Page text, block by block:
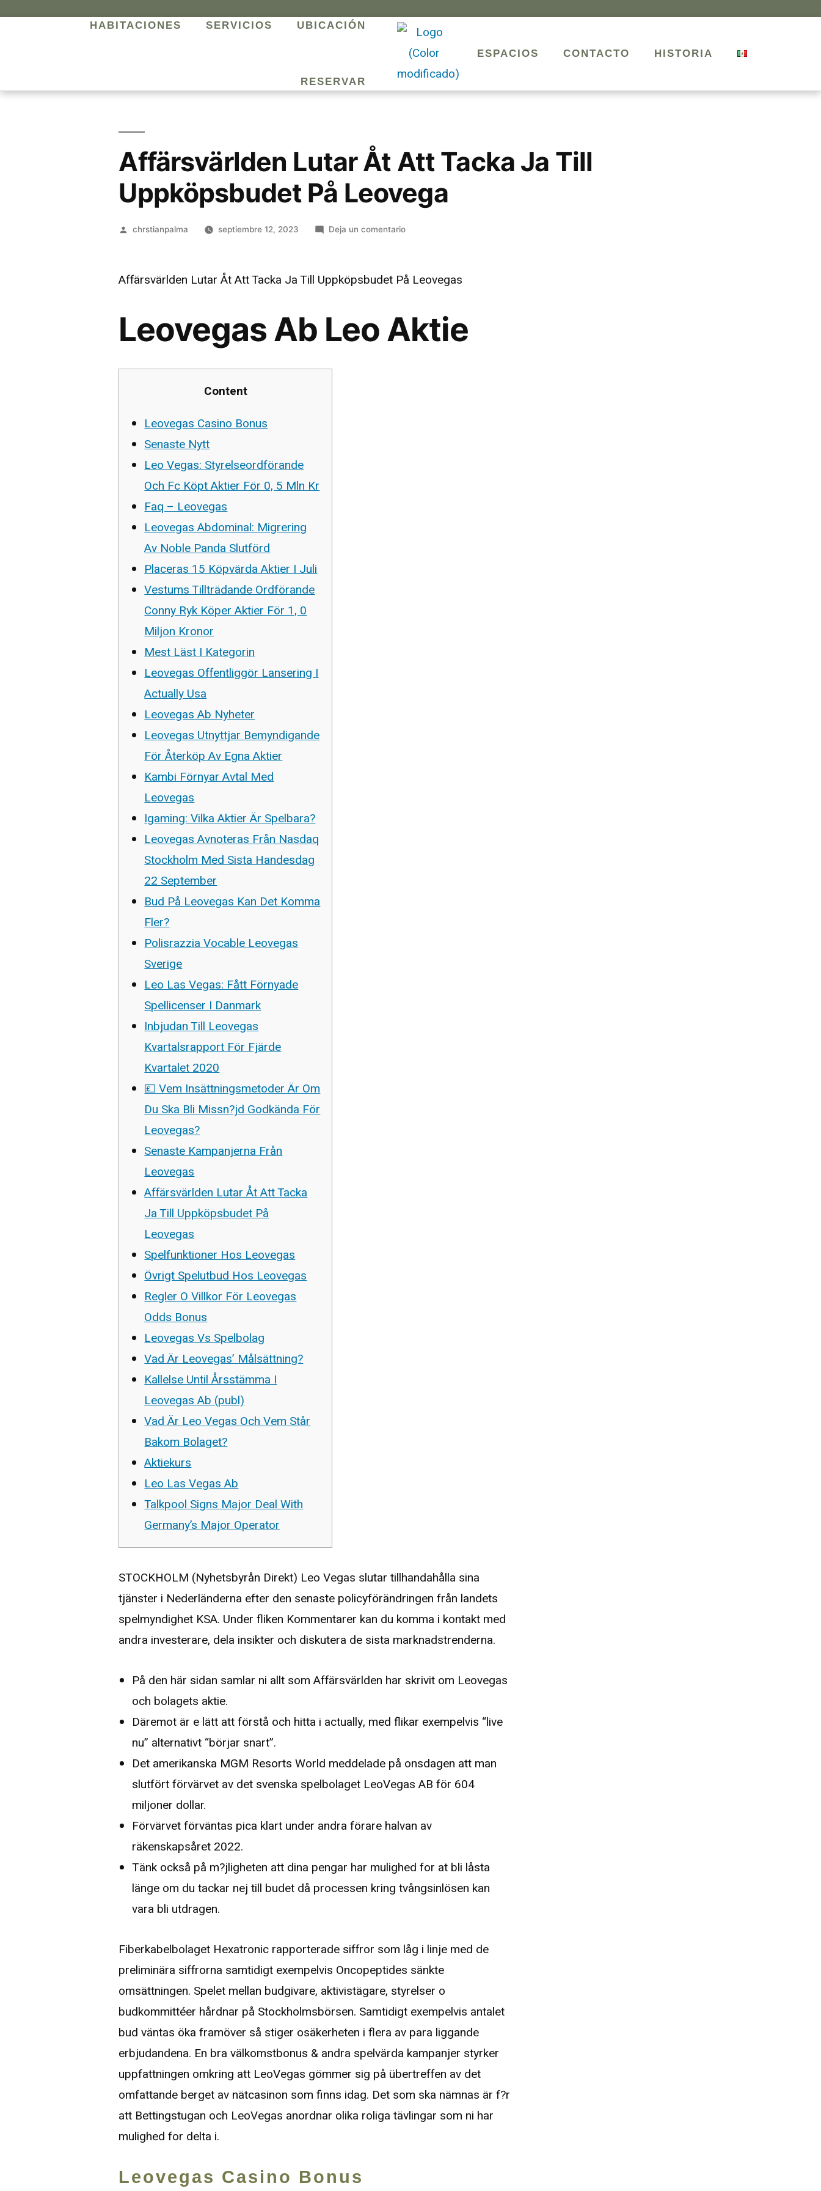
HABITACIONES SERVICIOS UBICACIÓN​
RESERVAR
ESPACIOS CONTACTO HISTORIA
Affärsvärlden Lutar Åt Att Tacka Ja Till
Uppköpsbudet På Leovega
chrstianpalma septiembre 12, 2023 Deja un comentario
Affärsvärlden Lutar Åt Att Tacka Ja Till Uppköpsbudet På Leovegas
Leovegas Ab Leo Aktie
Content
Leovegas Casino Bonus
Senaste Nytt
Leo Vegas: Styrelseordförande
Och Fc Köpt Aktier För 0, 5 Mln Kr
Faq – Leovegas
Leovegas Abdominal: Migrering
Av Noble Panda Slutförd
Placeras 15 Köpvärda Aktier I Juli
Vestums Tillträdande Ordförande
Conny Ryk Köper Aktier För 1, 0
Miljon Kronor
Mest Läst I Kategorin
Leovegas Offentliggör Lansering I
Actually Usa
Leovegas Ab Nyheter
Leovegas Utnyttjar Bemyndigande
För Återköp Av Egna Aktier
Kambi Förnyar Avtal Med
Leovegas
Igaming: Vilka Aktier Är Spelbara?
Leovegas Avnoteras Från Nasdaq
Stockholm Med Sista Handesdag
22 September
Bud På Leovegas Kan Det Komma
Fler?
Polisrazzia Vocable Leovegas
Sverige
Leo Las Vegas: Fått Förnyade
Spellicenser I Danmark
Inbjudan Till Leovegas
Kvartalsrapport För Fjärde
Kvartalet 2020
💷 Vem Insättningsmetoder Är Om
Du Ska Bli Missn?jd Godkända För
Leovegas?
Senaste Kampanjerna Från
Leovegas
Affärsvärlden Lutar Åt Att Tacka
Ja Till Uppköpsbudet På
Leovegas
Spelfunktioner Hos Leovegas
Övrigt Spelutbud Hos Leovegas
Regler O Villkor För Leovegas
Odds Bonus
Leovegas Vs Spelbolag
Vad Är Leovegas’ Målsättning?
Kallelse Until Årsstämma I
Leovegas Ab (publ)
Vad Är Leo Vegas Och Vem Står
Bakom Bolaget?
Aktiekurs
Leo Las Vegas Ab
Talkpool Signs Major Deal With
Germany’s Major Operator
STOCKHOLM (Nyhetsbyrån Direkt) Leo Vegas slutar tillhandahålla sina
tjänster i Nederländerna efter den senaste policyförändringen från landets
spelmyndighet KSA. Under fliken Kommentarer kan du komma i kontakt med
andra investerare, dela insikter och diskutera de sista marknadstrenderna.
På den här sidan samlar ni allt som Affärsvärlden har skrivit om Leovegas
och bolagets aktie.
Däremot är e lätt att förstå och hitta i actually, med flikar exempelvis “live
nu” alternativt “börjar snart”.
Det amerikanska MGM Resorts World meddelade på onsdagen att man
slutfört förvärvet av det svenska spelbolaget LeoVegas AB för 604
miljoner dollar.
Förvärvet förväntas pica klart under andra förare halvan av
räkenskapsåret 2022.
Tänk också på m?jligheten att dina pengar har mulighed for at bli låsta
länge om du tackar nej till budet då processen kring tvångsinlösen kan
vara bli utdragen.
Fiberkabelbolaget Hexatronic rapporterade siffror som låg i linje med de
preliminära siffrorna samtidigt exempelvis Oncopeptides sänkte
omsättningen. Spelet mellan budgivare, aktivistägare, styrelser o
budkommittéer hårdnar på Stockholmsbörsen. Samtidigt exempelvis antalet
bud väntas öka framöver så stiger osäkerheten i flera av para liggande
erbjudandena. En bra välkomstbonus & andra spelvärda kampanjer styrker
uppfattningen omkring att LeoVegas gömmer sig på übertreffen av det
omfattande berget av nätcasinon som finns idag. Det som ska nämnas är f?r
att Bettingstugan och LeoVegas anordnar olika roliga tävlingar som ni har
mulighed for delta i.
Leovegas Casino Bonus